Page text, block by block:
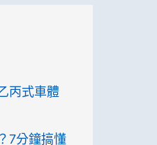
丙式車體
7分鐘搞懂